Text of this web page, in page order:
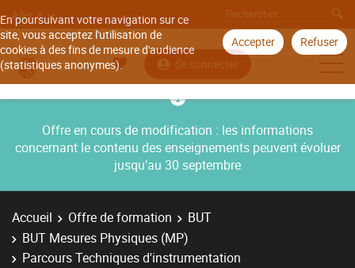
En poursuivant votre navigation sur ce
site, vous acceptez l'utilisation de
cookies à des fins de mesure d'audience
(statistiques anonymes).
Accepter Refuser
Aller à
Se connecter
Offre en cours de modification : les informations
concernant le contenu des enseignements peuvent évoluer
jusqu’au 30 septembre
Accueil Offre de formation
BUT
BUT Mesures Physiques (MP)
Parcours Techniques d'instrumentation